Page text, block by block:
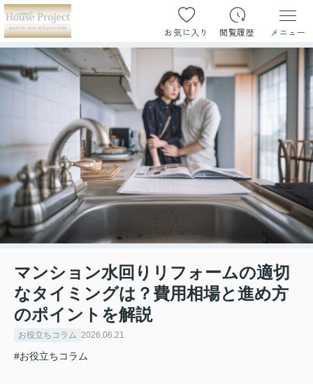
お気に入り 閲覧履歴 メニュー
マンション水回りリフォームの適切
なタイミングは？費用相場と進め方
のポイントを解説
お役立ちコラム 2026.06.21
#お役立ちコラム